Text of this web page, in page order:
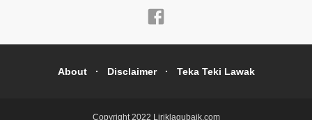
About Disclaimer Teka Teki Lawak
Copyright 2022 Liriklagubaik.com